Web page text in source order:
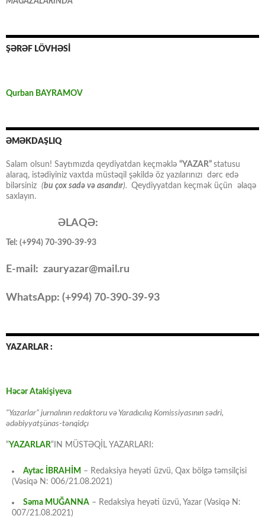
ŞƏRƏF LÖVHƏSİ
Qurban BAYRAMOV
ƏMƏKDAŞLIQ
Salam olsun! Saytımızda qeydiyatdan keçməklə “YAZAR” statusu
alaraq, istədiyiniz vaxtda müstəqil şəkildə öz yazılarınızı dərc edə
bilərsiniz (bu çox sadə və asandır). Qeydiyyatdan keçmək üçün əlaqə
saxlayın.
ƏLAQƏ:
Tel: (+994) 70-390-39-93
E-mail: zauryazar@mail.ru
WhatsApp: (+994) 70-390-39-93
YAZARLAR :
Həcər Atakişiyeva
“Yazarlar” jurnalının redaktoru və Yaradıcılıq Komissiyasının sədri,
ədəbiyyatşünas-tənqidçı
“YAZARLAR“IN MÜSTƏQİL YAZARLARI:
Aytac İBRAHİM – Redaksiya heyəti üzvü, Qax bölgə təmsilçisi
(Vəsiqə N: 006/21.08.2021)
Səma MUĞANNA – Redaksiya heyəti üzvü, Yazar (Vəsiqə N:
007/21.08.2021)